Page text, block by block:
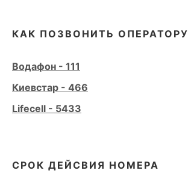
КАК ПОЗВОНИТЬ ОПЕРАТОРУ
Водафон - 111
Киевстар - 466
Lifecell - 5433
СРОК ДЕЙСВИЯ НОМЕРА